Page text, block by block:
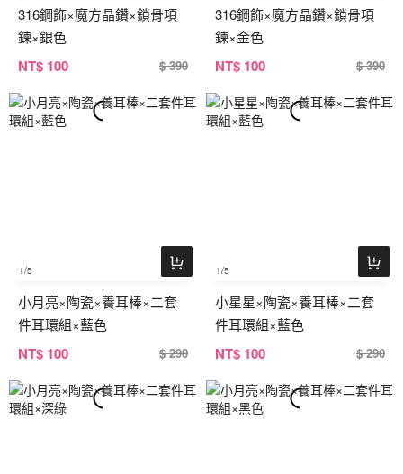
316鋼飾×魔方晶鑽×鎖骨項
鍊×銀色
NT$ 100 $ 390
316鋼飾×魔方晶鑽×鎖骨項
鍊×金色
NT$ 100 $ 390
1/5
小月亮×陶瓷×養耳棒×二套
件耳環組×藍色
NT$ 100 $ 290
1/5
小星星×陶瓷×養耳棒×二套
件耳環組×藍色
NT$ 100 $ 290